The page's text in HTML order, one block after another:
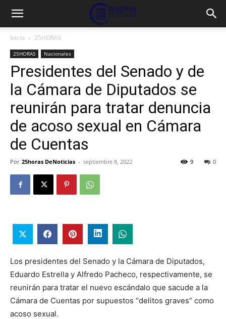
Inicio 25HORAS
25HORAS Nacionales
Presidentes del Senado y de
la Cámara de Diputados se
reunirán para tratar denuncia
de acoso sexual en Cámara
de Cuentas
Por 25horas DeNoticias - septiembre 8, 2022 0
9
Los presidentes del Senado y la Cámara de Diputados,
Eduardo Estrella y Alfredo Pacheco, respectivamente, se
reunirán para tratar el nuevo escándalo que sacude a la
Cámara de Cuentas por supuestos “delitos graves” como
acoso sexual.